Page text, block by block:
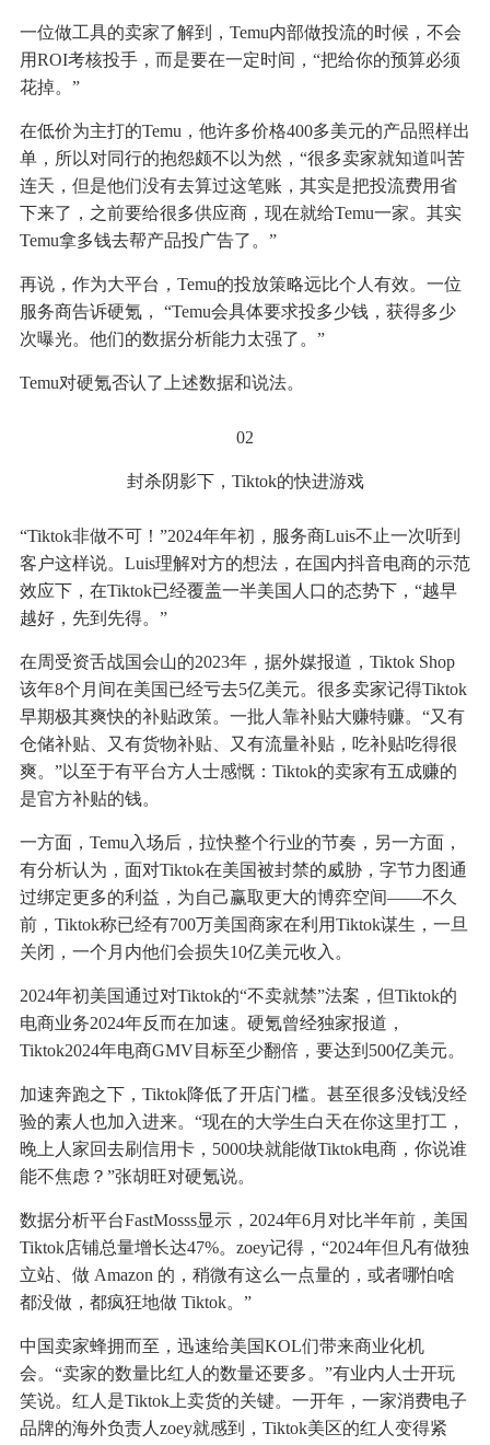
一位做工具的卖家了解到，Temu内部做投流的时候，不会
用ROI考核投手，而是要在一定时间，“把给你的预算必须
花掉。”
在低价为主打的Temu，他许多价格400多美元的产品照样出
单，所以对同行的抱怨颇不以为然，“很多卖家就知道叫苦
连天，但是他们没有去算过这笔账，其实是把投流费用省
下来了，之前要给很多供应商，现在就给Temu一家。其实
Temu拿多钱去帮产品投广告了。”
再说，作为大平台，Temu的投放策略远比个人有效。一位
服务商告诉硬氪， “Temu会具体要求投多少钱，获得多少
次曝光。他们的数据分析能力太强了。”
Temu对硬氪否认了上述数据和说法。
02
封杀阴影下，Tiktok的快进游戏
“Tiktok非做不可！”2024年年初，服务商Luis不止一次听到
客户这样说。Luis理解对方的想法，在国内抖音电商的示范
效应下，在Tiktok已经覆盖一半美国人口的态势下，“越早
越好，先到先得。”
在周受资舌战国会山的2023年，据外媒报道，Tiktok Shop
该年8个月间在美国已经亏去5亿美元。很多卖家记得Tiktok
早期极其爽快的补贴政策。一批人靠补贴大赚特赚。“又有
仓储补贴、又有货物补贴、又有流量补贴，吃补贴吃得很
爽。”以至于有平台方人士感慨：Tiktok的卖家有五成赚的
是官方补贴的钱。
一方面，Temu入场后，拉快整个行业的节奏，另一方面，
有分析认为，面对Tiktok在美国被封禁的威胁，字节力图通
过绑定更多的利益，为自己赢取更大的博弈空间——不久
前，Tiktok称已经有700万美国商家在利用Tiktok谋生，一旦
关闭，一个月内他们会损失10亿美元收入。
2024年初美国通过对Tiktok的“不卖就禁”法案，但Tiktok的
电商业务2024年反而在加速。硬氪曾经独家报道，
Tiktok2024年电商GMV目标至少翻倍，要达到500亿美元。
加速奔跑之下，Tiktok降低了开店门槛。甚至很多没钱没经
验的素人也加入进来。“现在的大学生白天在你这里打工，
晚上人家回去刷信用卡，5000块就能做Tiktok电商，你说谁
能不焦虑？”张胡旺对硬氪说。
数据分析平台FastMosss显示，2024年6月对比半年前，美国
Tiktok店铺总量增长达47%。zoey记得，“2024年但凡有做独
立站、做 Amazon 的，稍微有这么一点量的，或者哪怕啥
都没做，都疯狂地做 Tiktok。”
中国卖家蜂拥而至，迅速给美国KOL们带来商业化机
会。“卖家的数量比红人的数量还要多。”有业内人士开玩
笑说。红人是Tiktok上卖货的关键。一开年，一家消费电子
品牌的海外负责人zoey就感到，Tiktok美区的红人变得紧